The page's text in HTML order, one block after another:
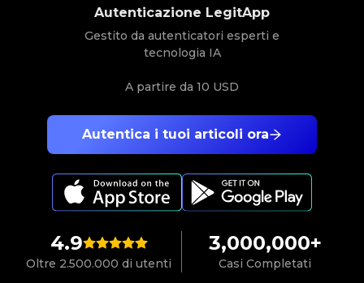
4.9
Oltre 2.500.000 di utenti
3,000,000+
Casi Completati
Autentica i tuoi articoli ora
Autenticazione LegitApp
Gestito da autenticatori esperti e
tecnologia IA
A partire da 10 USD